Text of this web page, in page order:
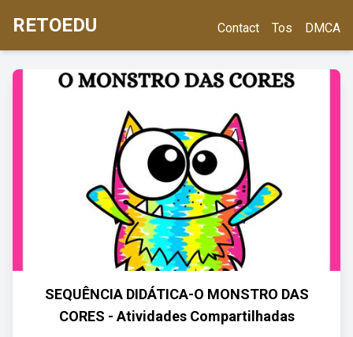
RETOEDU Contact Tos DMCA
SEQUÊNCIA DIDÁTICA-O MONSTRO DAS
CORES - Atividades Compartilhadas